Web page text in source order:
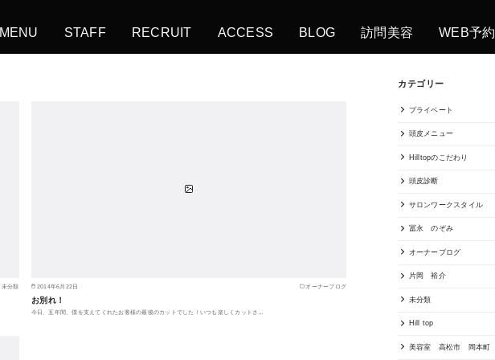
MENU STAFF RECRUIT ACCESS BLOG 訪問美容 WEB予約
未分類 2014年6月22日 オーナーブログ
お別れ！
今日、五年間、僕を支えてくれたお客様の最後のカットでした！いつも楽しくカットさ…
カテゴリー
プライベート
頭皮メニュー
Hilltopのこだわり
頭皮診断
サロンワークスタイル
冨永 のぞみ
オーナーブログ
片岡 裕介
未分類
Hill top
美容室 高松市 岡本町